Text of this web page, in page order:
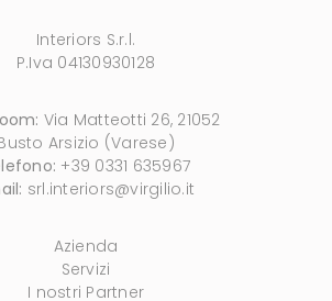
Interiors S.r.l.
P.Iva 04130930128
Via Matteotti 26, 21052
Arsizio (Varese)
+39 0331 635967
srl.interiors@virgilio.it
Azienda
Servizi
I nostri Partner